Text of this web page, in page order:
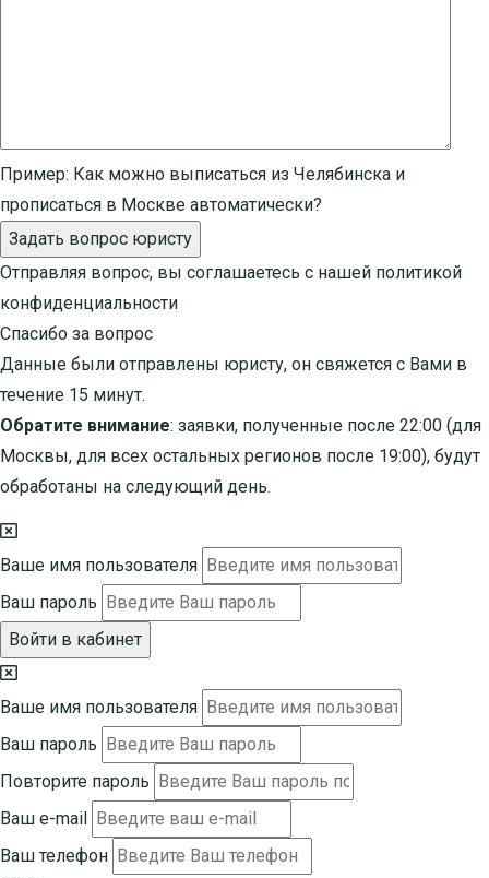
Пример: Как можно выписаться из Челябинска и
прописаться в Москве автоматически?
Задать вопрос юристу
Отправляя вопрос, вы соглашаетесь с нашей политикой
конфиденциальности
Спасибо за вопрос
Данные были отправлены юристу, он свяжется с Вами в
течение 15 минут.
Обратите внимание: заявки, полученные после 22:00 (для
Москвы, для всех остальных регионов после 19:00), будут
обработаны на следующий день.
Ваше имя пользователя
Ваш пароль
Войти в кабинет
Ваше имя пользователя
Ваш пароль
Повторите пароль
Ваш e-mail
Ваш телефон